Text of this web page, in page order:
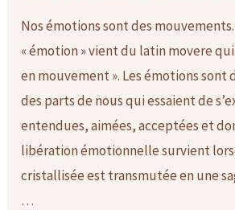
Nos émotions sont des
« émotion » vient du latin movere
en mouvement ». Les émotions sont
des parts de nous qui essaient de
entendues, aimées, acceptées et
libération émotionnelle survient
cristallisée est transmutée en une
…